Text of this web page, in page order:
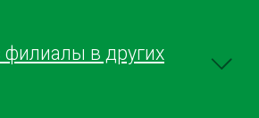
филиалы в других